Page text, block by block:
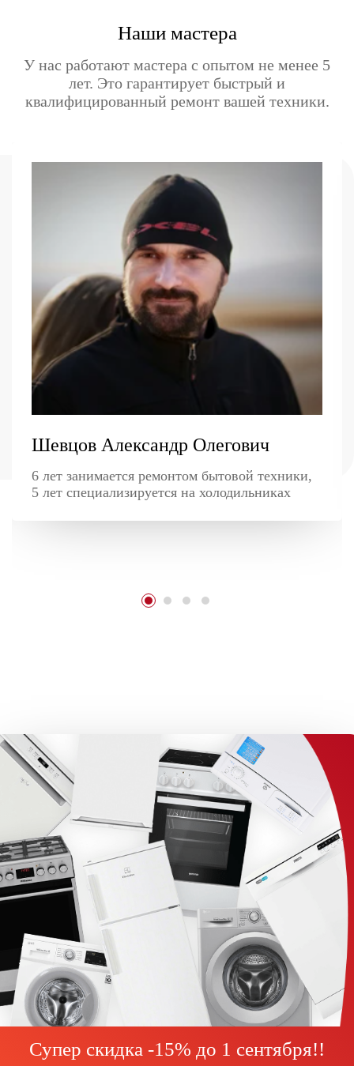
Наши мастера
У нас работают мастера с опытом не менее 5
лет. Это гарантирует быстрый и
квалифицированный ремонт вашей техники.
Шевцов Александр Олегович
6 лет занимается ремонтом бытовой техники,
5 лет специализируется на холодильниках
Супер скидка -15% до 1 сентября!!